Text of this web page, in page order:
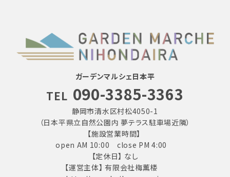
ガーデンマルシェ日本平
TEL 090-3385-3363
静岡市清水区村松4050-1
（日本平県立自然公園内 夢テラス駐車場近隣）
【施設営業時間】
open AM 10:00 close PM 4:00
【定休日】 なし
【運営主体】 有限会社梅薫楼